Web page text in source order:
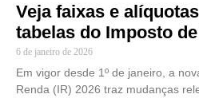
Veja faixas e
tabelas do Imposto
6 de janeiro de 2026
Em vigor desde 1º de janeiro, a
Renda (IR) 2026 traz mudanças